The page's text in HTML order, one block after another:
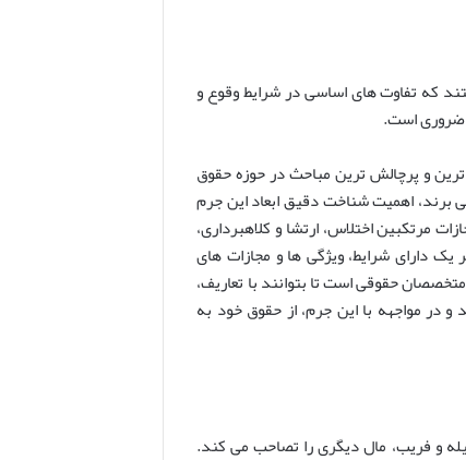
که تفاوت های اساسی در شرایط وقوع و
ضروری است.
ترین و پرچالش ترین مباحث در حوزه حقوق
برند، اهمیت شناخت دقیق ابعاد این جرم
این جرم بر اساس ماده ۱ قانون تشدید مجازات مرتکبین اختلاس، ارتشا و کلاهبرداری،
دارای شرایط، ویژگی ها و مجازات های
حقوقی است تا بتوانند با تعاریف،
در مواجهه با این جرم، از حقوق خود به
و فریب، مال دیگری را تصاحب می کند.